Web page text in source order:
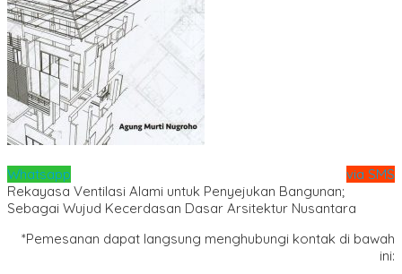
Whatsapp
via SMS
Rekayasa Ventilasi Alami untuk Penyejukan Bangunan;
Sebagai Wujud Kecerdasan Dasar Arsitektur Nusantara
*Pemesanan dapat langsung menghubungi kontak di bawah
ini: